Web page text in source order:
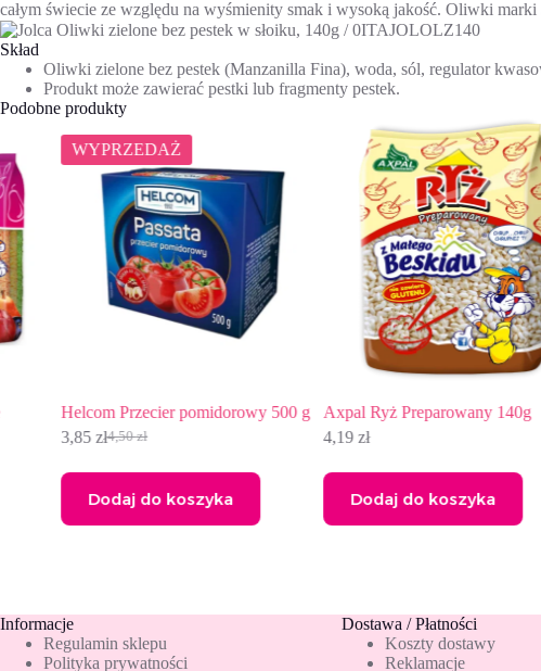
całym świecie ze względu na wyśmienity smak i wysoką jakość. Oliwki marki
Skład
Oliwki zielone bez pestek (Manzanilla Fina), woda, sól, regulator
Produkt może zawierać pestki lub fragmenty pestek.
Podobne produkty
WYPRZEDAŻ
Helcom Przecier pomidorowy 500 g
4,50zł
Pierwotna
wynosiła:
4,50 zł.
Aktualna
wynosi:
3,85 zł.
Dodaj do koszyka
Axpal Ryż Preparowany 140g
Dodaj do koszyka
Informacje
Regulamin sklepu
Polityka prywatności
Dostawa / Płatności
Koszty dostawy
Reklamacje